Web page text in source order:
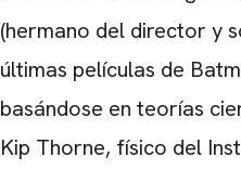
(hermano del director y
últimas películas de
basándose en teorías
Kip Thorne, físico del